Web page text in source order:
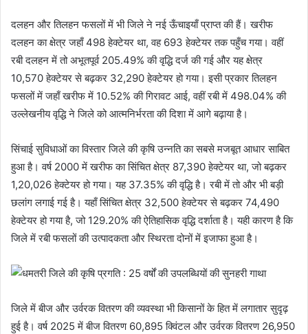
दलहन और तिलहन फसलों में भी जिले ने नई ऊँचाइयाँ प्राप्त की हैं। खरीफ
दलहन का क्षेत्र जहाँ 498 हेक्टेयर था, वह 693 हेक्टेयर तक पहुँच गया। वहीं
रबी दलहन में तो अभूतपूर्व 205.49% की वृद्धि दर्ज की गई और यह क्षेत्र
10,570 हेक्टेयर से बढ़कर 32,290 हेक्टेयर हो गया। इसी प्रकार तिलहन
फसलों में जहाँ खरीफ में 10.52% की गिरावट आई, वहीं रबी में 498.04% की
उल्लेखनीय वृद्धि ने जिले को आत्मनिर्भरता की दिशा में आगे बढ़ाया है।
सिंचाई सुविधाओं का विस्तार जिले की कृषि उन्नति का सबसे मजबूत आधार साबित
हुआ है। वर्ष 2000 में खरीफ का सिंचित क्षेत्र 87,390 हेक्टेयर था, जो बढ़कर
1,20,026 हेक्टेयर हो गया। यह 37.35% की वृद्धि है। रबी में तो और भी बड़ी
छलांग लगाई गई है। यहाँ सिंचित क्षेत्र 32,500 हेक्टेयर से बढ़कर 74,490
हेक्टेयर हो गया है, जो 129.20% की ऐतिहासिक वृद्धि दर्शाता है। यही कारण है कि
जिले में रबी फसलों की उत्पादकता और स्थिरता दोनों में इजाफा हुआ है।
जिले में बीज और उर्वरक वितरण की व्यवस्था भी किसानों के हित में लगातार सुदृढ़
हुई है। वर्ष 2025 में बीज वितरण 60,895 क्विंटल और उर्वरक वितरण 26,950